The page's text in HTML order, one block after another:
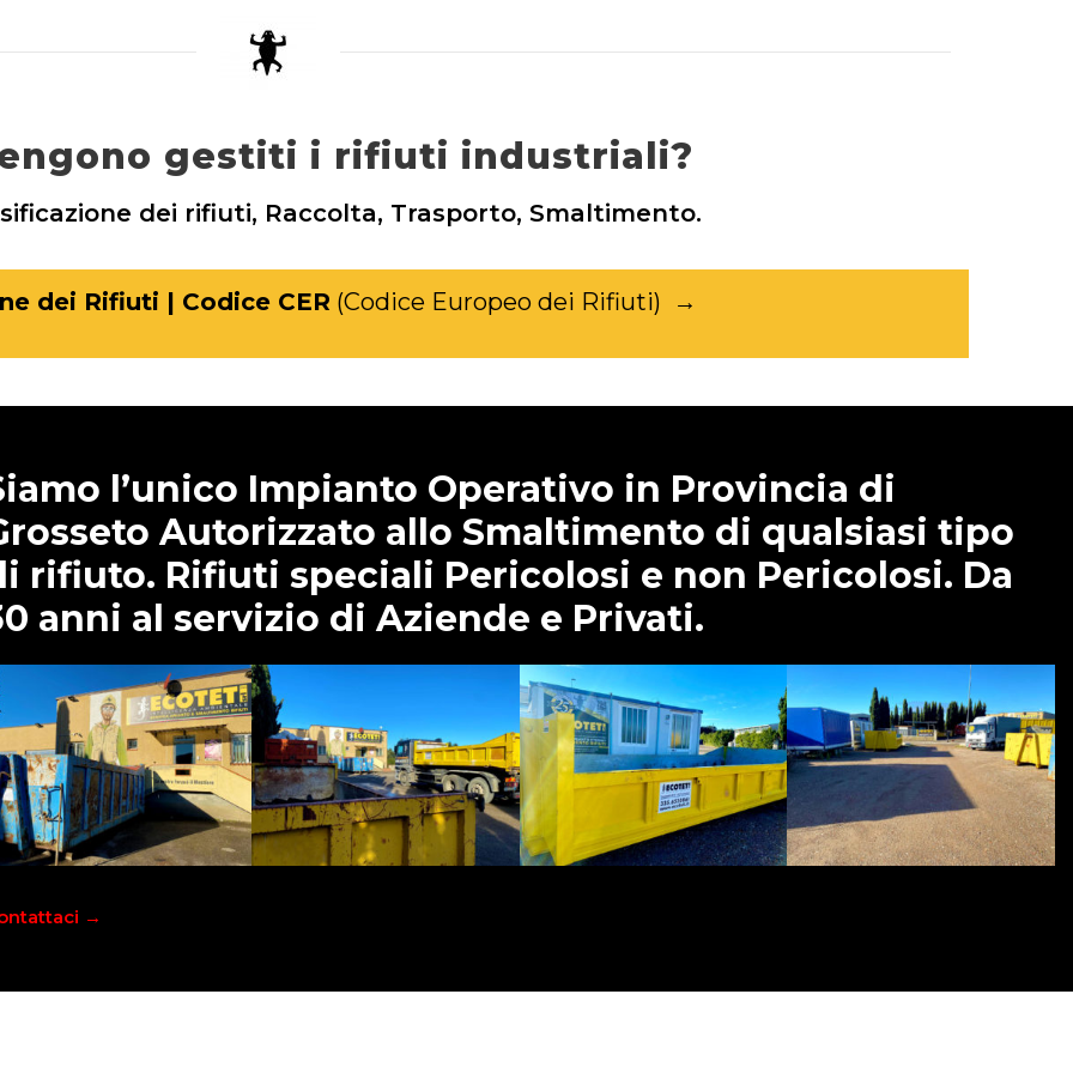
gestiti i rifiuti industriali?
dei rifiuti, Raccolta, Trasporto, Smaltimento.
dei Rifiuti | Codice CER (Codice Europeo dei Rifiuti) →
l’unico Impianto Operativo in Provincia di
Autorizzato allo Smaltimento di qualsiasi tipo
rifiuto. Rifiuti speciali Pericolosi e non Pericolosi. Da
anni al servizio di Aziende e Privati.
→